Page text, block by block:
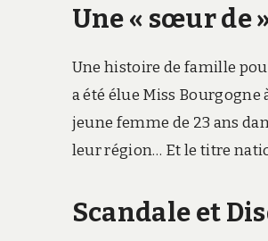
Une « sœur de
Une histoire de famille
a été élue Miss Bourgogne
jeune femme de 23 ans
leur région… Et le titre
Scandale et